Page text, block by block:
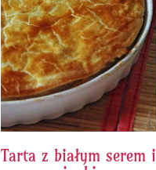
Tarta z białym serem i